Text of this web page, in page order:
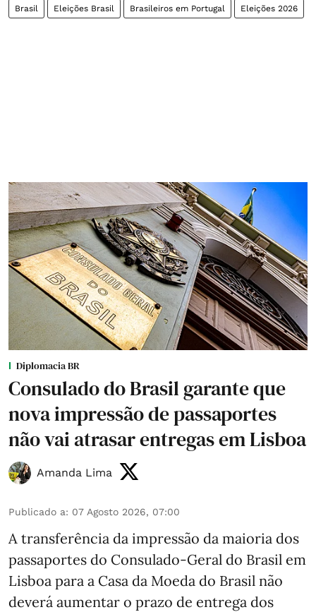
Brasil Eleições Brasil Brasileiros em Portugal Eleições 2026
Diplomacia BR
Consulado do Brasil garante que
nova impressão de passaportes
não vai atrasar entregas em Lisboa
Amanda Lima
Publicado a: 07 Agosto 2026, 07:00
A transferência da impressão da maioria dos
passaportes do Consulado-Geral do Brasil em
Lisboa para a Casa da Moeda do Brasil não
deverá aumentar o prazo de entrega dos